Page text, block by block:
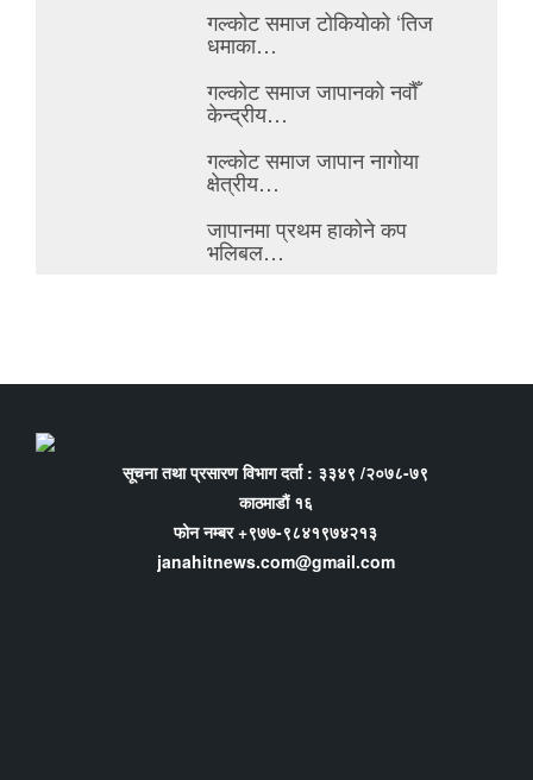
गल्कोट समाज टोकियोको ‘तिज
धमाका…
गल्कोट समाज जापानको नवौँ
केन्द्रीय…
गल्कोट समाज जापान नागोया
क्षेत्रीय…
जापानमा प्रथम हाकोने कप
भलिबल…
सूचना तथा प्रसारण विभाग दर्ता : ३३४९ /२०७८-७९
काठमाडौं १६
फोन नम्बर +९७७-९८४१९७४२१३
janahitnews.com@gmail.com